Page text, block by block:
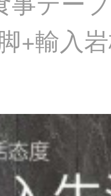
+輸入